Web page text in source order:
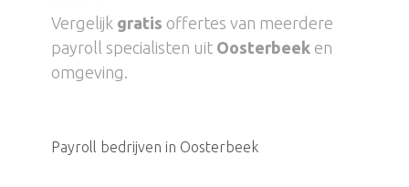
Vergelijk gratis offertes van meerdere
payroll specialisten uit Oosterbeek en
omgeving.
Payroll bedrijven in Oosterbeek